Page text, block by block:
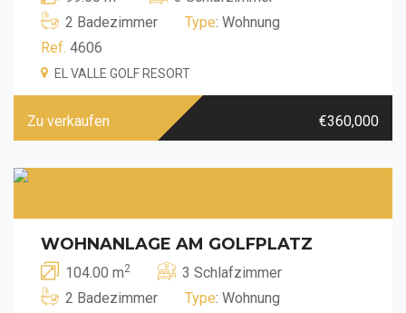
2 Badezimmer
Type: Wohnung
Ref. 4606
EL VALLE GOLF RESORT
Zu verkaufen €360,000
WOHNANLAGE AM GOLFPLATZ
104.00 m2
3 Schlafzimmer
2 Badezimmer
Type: Wohnung